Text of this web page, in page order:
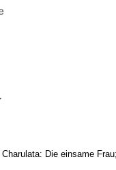
Die einsame Frau;